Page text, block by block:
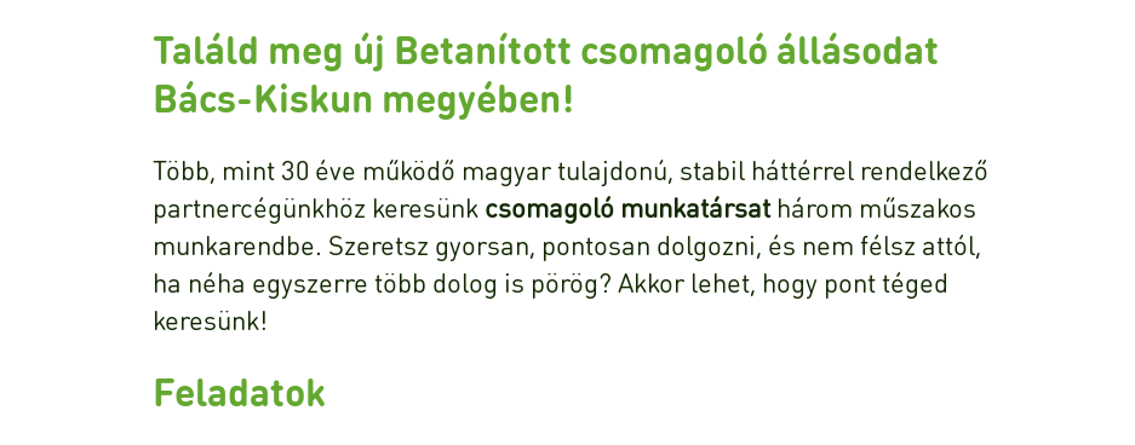
Találd meg új Betanított csomagoló állásodat
Bács-Kiskun megyében!
Több, mint 30 éve működő magyar tulajdonú, stabil háttérrel rendelkező
partnercégünkhöz keresünk csomagoló munkatársathárom műszakos
munkarendbe. Szeretsz gyorsan, pontosan dolgozni, és nem félsz attól,
ha néha egyszerre több dolog is pörög? Akkor lehet, hogy pont téged
keresünk!
Feladatok